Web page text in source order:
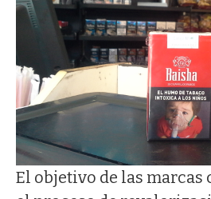
El objetivo de las